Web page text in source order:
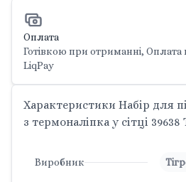
Оплата
Готівкою при отриманні,
LiqPay
Характеристики Набір для
з термоналіпка у сітці 39638
Виробник